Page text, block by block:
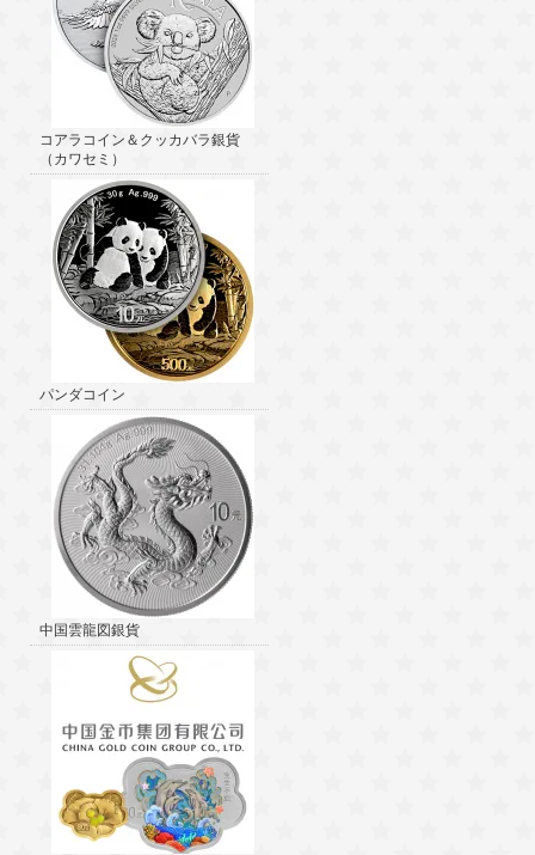
コアラコイン＆クッカバラ銀貨
（カワセミ）
パンダコイン
中国雲龍図銀貨